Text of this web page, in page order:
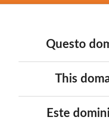
Questo
This
Este